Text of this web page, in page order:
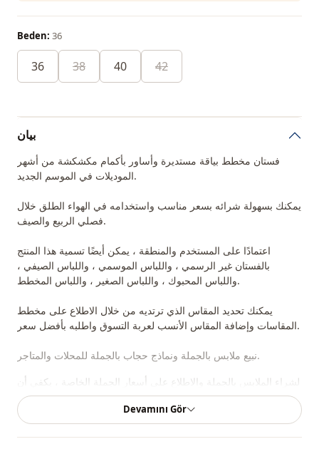
Beden: 36
36 38 40 42
بيان
فستان مخطط بياقة مستديرة وأساور بأكمام مكشكشة من أشهر
الموديلات في الموسم الجديد.
يمكنك بسهولة شرائه بسعر مناسب واستخدامه في الهواء الطلق خلال
فصلي الربيع والصيف.
اعتمادًا على المستخدم والمنطقة ، يمكن أيضًا تسمية هذا المنتج
بالفستان غير الرسمي ، واللباس الموسمي ، واللباس الصيفي ،
واللباس المحبوك ، واللباس الصغير ، واللباس المخطط.
يمكنك تحديد المقاس الذي ترتديه من خلال الاطلاع على مخطط
المقاسات وإضافة المقاس الأنسب لعربة التسوق واطلبه بأفضل سعر.
نبيع ملابس بالجملة ونماذج حجاب بالجملة للمحلات والمتاجر.
لشراء الملابس بالجملة والاطلاع على أسعار الجملة الخاصة ، يكفي أن
تصبح عضوًا في موقعنا وإرسال معلوماتك إلى خط الواتساب
0545695 05 91 للموافقة عليها.
ملاحظة: يتكون محتوى المنتج من الفستان. (تستخدم الأحذية والحقائب
Devamını Gör